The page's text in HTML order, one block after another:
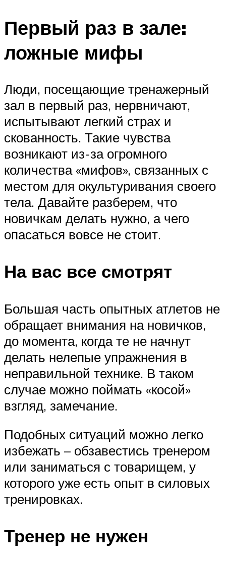
Первый раз в зале:
ложные мифы
Люди, посещающие тренажерный
зал в первый раз, нервничают,
испытывают легкий страх и
скованность. Такие чувства
возникают из-за огромного
количества «мифов», связанных с
местом для окультуривания своего
тела. Давайте разберем, что
новичкам делать нужно, а чего
опасаться вовсе не стоит.
На вас все смотрят
Большая часть опытных атлетов не
обращает внимания на новичков,
до момента, когда те не начнут
делать нелепые упражнения в
неправильной технике. В таком
случае можно поймать «косой»
взгляд, замечание.
Подобных ситуаций можно легко
избежать – обзавестись тренером
или заниматься с товарищем, у
которого уже есть опыт в силовых
тренировках.
Тренер не нужен